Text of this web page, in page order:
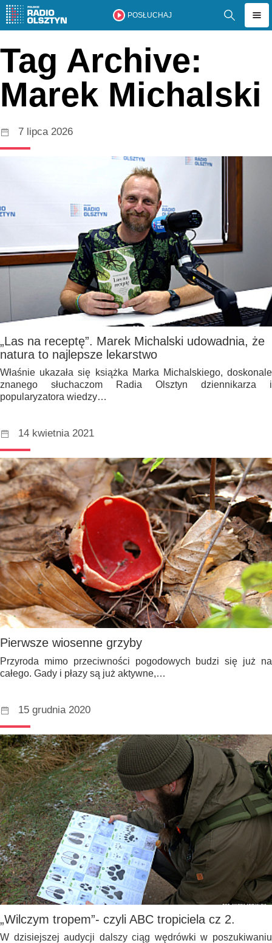
POSŁUCHAJ
Tag Archive:
Marek Michalski
7 lipca 2026
„Las na receptę”. Marek Michalski udowadnia, że
natura to najlepsze lekarstwo
Właśnie ukazała się książka Marka Michalskiego, doskonale
znanego słuchaczom Radia Olsztyn dziennikarza i
popularyzatora wiedzy…
14 kwietnia 2021
Pierwsze wiosenne grzyby
Przyroda mimo przeciwności pogodowych budzi się już na
całego. Gady i płazy są już aktywne,…
15 grudnia 2020
„Wilczym tropem”- czyli ABC tropiciela cz 2.
W dzisiejszej audycji dalszy ciąg wędrówki w poszukiwaniu